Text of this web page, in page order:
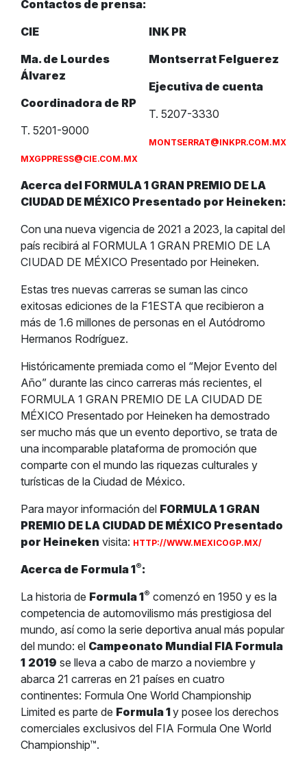
Contactos de prensa:
CIE
Ma. de Lourdes
Álvarez
Coordinadora de RP
T. 5201-9000
MXGPPRESS@CIE.COM.MX
INK PR
Montserrat Felguerez
Ejecutiva de cuenta
T. 5207-3330
MONTSERRAT@INKPR.COM.MX
Acerca del FORMULA 1 GRAN PREMIO DE LA
CIUDAD DE MÉXICO Presentado por Heineken:
Con una nueva vigencia de 2021 a 2023, la capital del
país recibirá al FORMULA 1 GRAN PREMIO DE LA
CIUDAD DE MÉXICO Presentado por Heineken.
Estas tres nuevas carreras se suman las cinco
exitosas ediciones de la F1ESTA que recibieron a
más de 1.6 millones de personas en el Autódromo
Hermanos Rodríguez.
Históricamente premiada como el “Mejor Evento del
Año” durante las cinco carreras más recientes, el
FORMULA 1 GRAN PREMIO DE LA CIUDAD DE
MÉXICO Presentado por Heineken ha demostrado
ser mucho más que un evento deportivo, se trata de
una incomparable plataforma de promoción que
comparte con el mundo las riquezas culturales y
turísticas de la Ciudad de México.
Para mayor información del FORMULA 1 GRAN
PREMIO DE LA CIUDAD DE MÉXICO Presentado
por Heineken visita: HTTP://WWW.MEXICOGP.MX/
Acerca de Formula 1®:
La historia de Formula 1® comenzó en 1950 y es la
competencia de automovilismo más prestigiosa del
mundo, así como la serie deportiva anual más popular
del mundo: el Campeonato Mundial FIA Formula
1 2019 se lleva a cabo de marzo a noviembre y
abarca 21 carreras en 21 países en cuatro
continentes: Formula One World Championship
Limited es parte de Formula 1y posee los derechos
comerciales exclusivos del FIA Formula One World
Championship™.